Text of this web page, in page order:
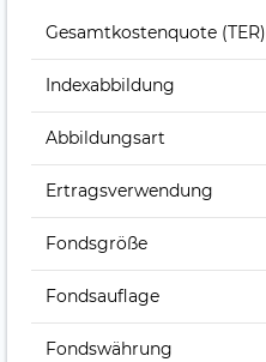
Gesamt­kosten­quote (TER)
Index­abbildung
Abbildungs­art
Ertrags­verwendung
Fonds­größe
Fonds­auflage
Fonds­währung